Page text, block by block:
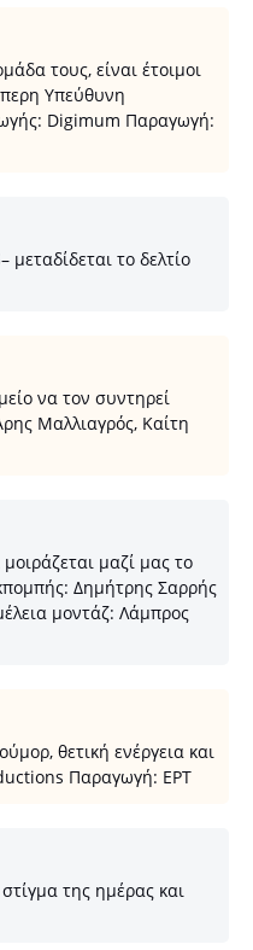
τους, είναι έτοιμοι
Υπεύθυνη
Digimum Παραγωγή:
το δελτίο
να τον συντηρεί
Μαλλιαγρός, Καίτη
μαζί μας το
Δημήτρης Σαρρής
μοντάζ: Λάμπρος
θετική ενέργεια και
Παραγωγή: ΕΡΤ
της ημέρας και